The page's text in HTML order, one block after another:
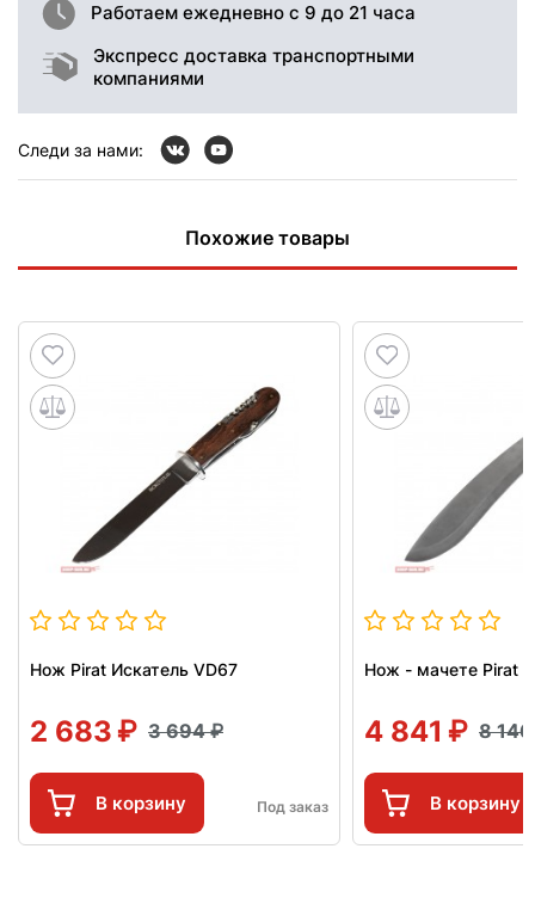
Работаем ежедневно с 9 до 21 часа
Экспресс доставка транспортными
компаниями
Следи за нами:
Похожие товары
Нож Pirat Искатель VD67
2 683 3 694
В корзину Под заказ
Нож - мачете Pirat
4 841 8
В корзину